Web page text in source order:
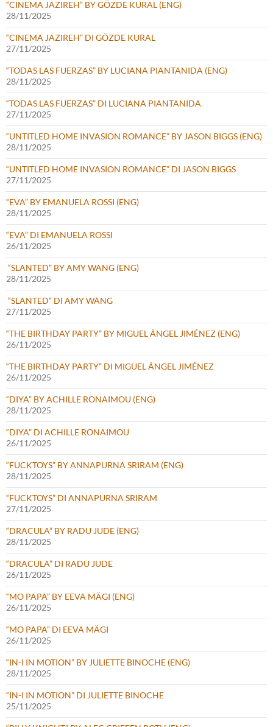
“CINEMA JAZIREH” BY GÖZDE KURAL (ENG)
28/11/2025
“CINEMA JAZIREH” DI GÖZDE KURAL
27/11/2025
“TODAS LAS FUERZAS” BY LUCIANA PIANTANIDA (ENG)
28/11/2025
“TODAS LAS FUERZAS” DI LUCIANA PIANTANIDA
27/11/2025
“UNTITLED HOME INVASION ROMANCE” BY JASON BIGGS (ENG)
28/11/2025
“UNTITLED HOME INVASION ROMANCE” DI JASON BIGGS
27/11/2025
“EVA” BY EMANUELA ROSSI (ENG)
28/11/2025
“EVA” DI EMANUELA ROSSI
26/11/2025
“SLANTED” BY AMY WANG (ENG)
28/11/2025
“SLANTED” DI AMY WANG
27/11/2025
“THE BIRTHDAY PARTY” BY MIGUEL ÁNGEL JIMÉNEZ (ENG)
26/11/2025
“THE BIRTHDAY PARTY” DI MIGUEL ÁNGEL JIMÉNEZ
26/11/2025
“DIYA” BY ACHILLE RONAIMOU (ENG)
28/11/2025
“DIYA” DI ACHILLE RONAIMOU
26/11/2025
“FUCKTOYS” BY ANNAPURNA SRIRAM (ENG)
28/11/2025
“FUCKTOYS” DI ANNAPURNA SRIRAM
27/11/2025
“DRACULA” BY RADU JUDE (ENG)
28/11/2025
“DRACULA” DI RADU JUDE
26/11/2025
“MO PAPA” BY EEVA MÄGI (ENG)
26/11/2025
“MO PAPA” DI EEVA MÄGI
26/11/2025
“IN-I IN MOTION” BY JULIETTE BINOCHE (ENG)
28/11/2025
“IN-I IN MOTION” DI JULIETTE BINOCHE
25/11/2025